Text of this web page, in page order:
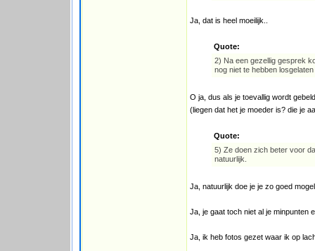
Ja, dat is heel moeilijk..
Quote:
2) Na een gezellig gesprek
nog niet te hebben
O ja, dus als je toevallig wordt
(liegen dat het je moeder is? die je
Quote:
5) Ze doen zich beter voor
natuurlijk.
Ja, natuurlijk doe je je zo goed
Ja, je gaat toch niet al je minpunten
Ja, ik heb fotos gezet waar ik op